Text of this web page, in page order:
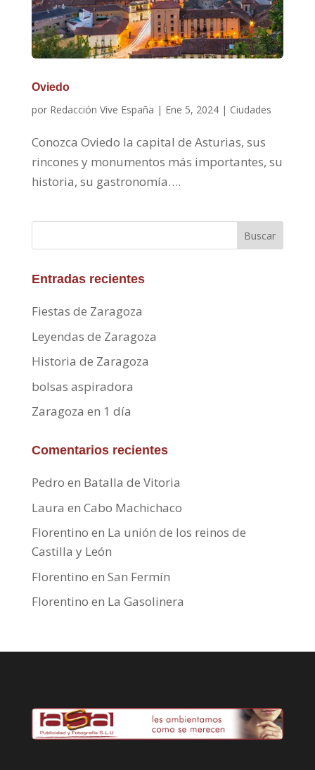
Oviedo
por Redacción Vive España | Ene 5, 2024| Ciudades
Conozca Oviedo la capital de Asturias, sus
rincones y monumentos más importantes, su
historia, su gastronomía….
Buscar
Entradas recientes
Fiestas de Zaragoza
Leyendas de Zaragoza
Historia de Zaragoza
bolsas aspiradora
Zaragoza en 1 día
Comentarios recientes
Pedro en Batalla de Vitoria
Laura en Cabo Machichaco
Florentino en La unión de los reinos de
Castilla y León
Florentino en San Fermín
Florentino en La Gasolinera